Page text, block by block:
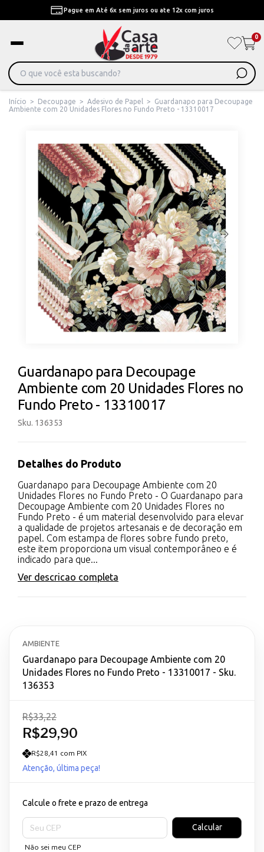
Pague em Até 6x sem juros ou ate 12x com juros
0
Início > Decoupage > Adesivo de Papel >
Guardanapo para Decoupage
Ambiente com 20 Unidades Flores no Fundo Preto - 13310017
Guardanapo para Decoupage
Ambiente com 20 Unidades Flores no
Fundo Preto - 13310017
Sku. 136353
Detalhes do Produto
Guardanapo para Decoupage Ambiente com 20
Unidades Flores no Fundo Preto - O Guardanapo para
Decoupage Ambiente com 20 Unidades Flores no
Fundo Preto - é um material desenvolvido para elevar
a qualidade de projetos artesanais e de decoração em
papel. Com estampa de flores sobre fundo preto,
este item proporciona um visual contemporâneo e é
indicado para que...
Ver descricao completa
AMBIENTE
Guardanapo para Decoupage Ambiente com 20
Unidades Flores no Fundo Preto - 13310017 - Sku.
136353
R$29,90
R$33,22
R$28,41 com PIX
Atenção, última peça!
Calcule o frete e prazo de entrega
Entregas para o CEP:
Calcular
Não sei meu CEP